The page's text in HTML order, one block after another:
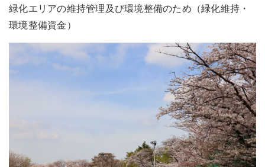
緑化エリアの維持管理及び環境整備のため（緑化維持・
環境整備資金）